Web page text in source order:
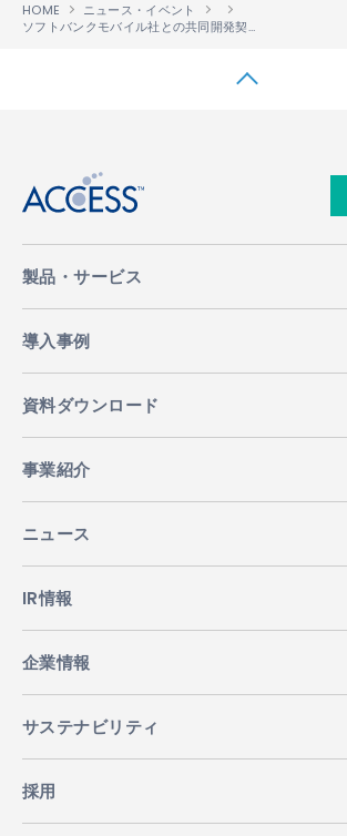
HOME
ニュース・イベント
ソフトバンクモバイル社との共同開発契約に関するお知らせ
製品・サービス
導入事例
資料ダウンロード
事業紹介
ニュース
IR情報
企業情報
サステナビリティ
採用